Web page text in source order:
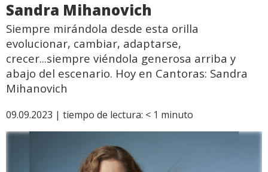
Sandra Mihanovich
Siempre mirándola desde esta orilla
evolucionar, cambiar, adaptarse,
crecer...siempre viéndola generosa arriba y
abajo del escenario. Hoy en Cantoras: Sandra
Mihanovich
09.09.2023 | tiempo de lectura: < 1 minuto